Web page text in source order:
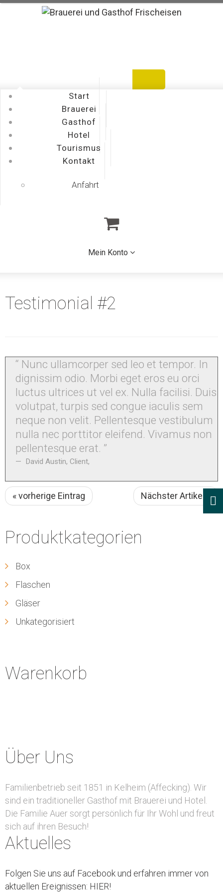
Start
Brauerei
Gasthof
Hotel
Tourismus
Kontakt
Anfahrt
Mein Konto
Testimonial #2
“ Nunc ullamcorper sed leo et tempor. In
dignissim odio. Morbi eget eros eu orci
luctus ultrices ut vel ex. Nulla facilisi. Duis
volutpat, turpis sed congue iaculis sem
neque non velit. Pellentesque vestibulum
nulla nec porttitor eleifend. Vivamus non
pellentesque erat. ”
David Austin, Client,
« vorherige Eintrag Nächster Artikel »
Produktkategorien
Box
Flaschen
Gläser
Unkategorisiert
Warenkorb
Über Uns
Familienbetrieb seit 1851 in Kelheim (Affecking). Wir
sind ein traditioneller Gasthof mit Brauerei und Hotel.
Die Familie Auer sorgt persönlich für Ihr Wohl und freut
sich auf ihren Besuch!
Aktuelles
Folgen Sie uns auf Facebook und erfahren immer von
aktuellen Ereignissen: HIER!